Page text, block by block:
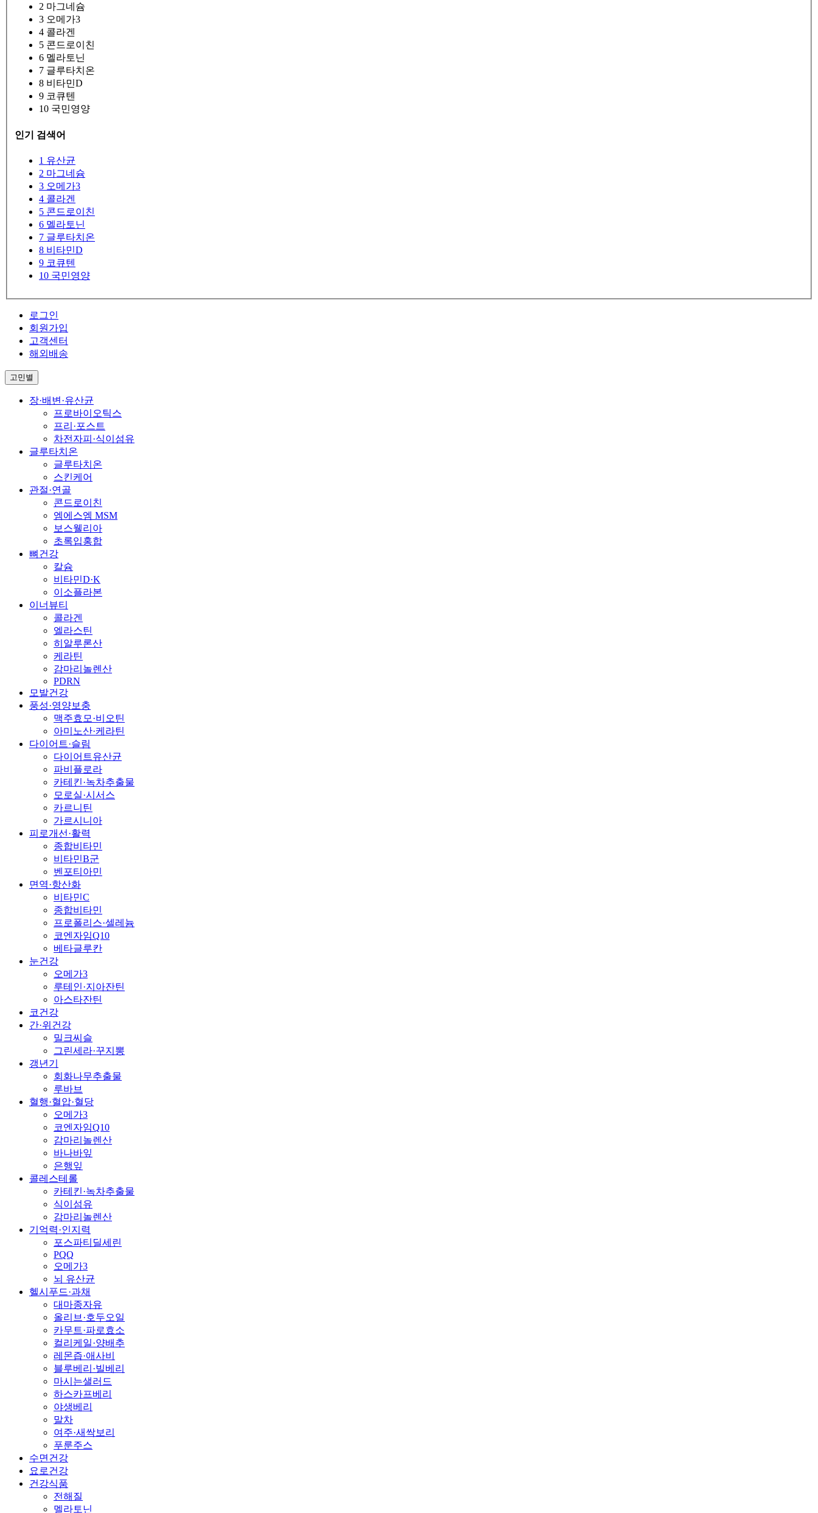
2 마그네슘
3 오메가3
4 콜라겐
5 콘드로이친
6 멜라토닌
7 글루타치온
8 비타민D
9 코큐텐
10 국민영양
인기 검색어
1 유산균
2 마그네슘
3 오메가3
4 콜라겐
5 콘드로이친
6 멜라토닌
7 글루타치온
8 비타민D
9 코큐텐
10 국민영양
로그인
회원가입
고객센터
해외배송
고민별
장·배변·유산균
프로바이오틱스
프리·포스트
차전자피·식이섬유
글루타치온
글루타치온
스킨케어
관절·연골
콘드로이친
엠에스엠 MSM
보스웰리아
초록입홍합
뼈건강
칼슘
비타민D·K
이소플라본
이너뷰티
콜라겐
엘라스틴
히알루론산
케라틴
감마리놀렌산
PDRN
모발건강
풍성·영양보충
맥주효모·비오틴
아미노산·케라틴
다이어트·슬림
다이어트유산균
파비플로라
카테킨·녹차추출물
모로실·시서스
카르니틴
가르시니아
피로개선·활력
종합비타민
비타민B군
벤포티아민
면역·항산화
비타민C
종합비타민
프로폴리스·셀레늄
코엔자임Q10
베타글루칸
눈건강
오메가3
루테인·지아잔틴
아스타잔틴
코건강
간·위건강
밀크씨슬
그린세라·꾸지뽕
갱년기
회화나무추출물
루바브
혈행·혈압·혈당
오메가3
코엔자임Q10
감마리놀렌산
바나바잎
은행잎
콜레스테롤
카테킨·녹차추출물
식이섬유
감마리놀렌산
기억력·인지력
포스파티딜세린
PQQ
오메가3
뇌 유산균
헬시푸드·과채
대마종자유
올리브·호두오일
카무트·파로효소
컬리케일·양배추
레몬즙·애사비
블루베리·빌베리
마시는샐러드
하스카프베리
야생베리
말차
여주·새싹보리
푸룬주스
수면건강
요로건강
건강식품
전해질
멜라토닌